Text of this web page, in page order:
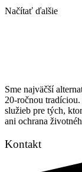
Načítať ďalšie
Sme najväčší
20-ročnou
služieb pre tých,
ani ochrana
Kontakt